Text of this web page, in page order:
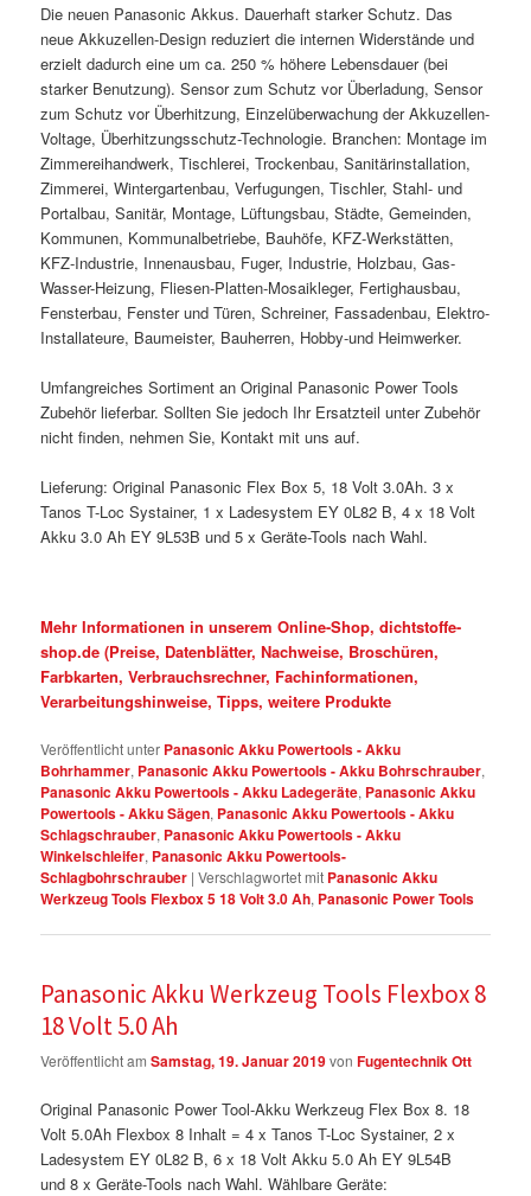
Die neuen Panasonic Akkus. Dauerhaft starker Schutz. Das
neue Akkuzellen-Design reduziert die internen Widerstände und
erzielt dadurch eine um ca. 250 % höhere Lebensdauer (bei
starker Benutzung). Sensor zum Schutz vor Überladung, Sensor
zum Schutz vor Überhitzung, Einzelüberwachung der Akkuzellen-
Voltage, Überhitzungsschutz-Technologie. Branchen: Montage im
Zimmereihandwerk, Tischlerei, Trockenbau, Sanitärinstallation,
Zimmerei, Wintergartenbau, Verfugungen, Tischler, Stahl- und
Portalbau, Sanitär, Montage, Lüftungsbau, Städte, Gemeinden,
Kommunen, Kommunalbetriebe, Bauhöfe, KFZ-Werkstätten,
KFZ-Industrie, Innenausbau, Fuger, Industrie, Holzbau, Gas-
Wasser-Heizung, Fliesen-Platten-Mosaikleger, Fertighausbau,
Fensterbau, Fenster und Türen, Schreiner, Fassadenbau, Elektro-
Installateure, Baumeister, Bauherren, Hobby-und Heimwerker.
Umfangreiches Sortiment an Original Panasonic Power Tools
Zubehör lieferbar. Sollten Sie jedoch Ihr Ersatzteil unter Zubehör
nicht finden, nehmen Sie, Kontakt mit uns auf.
Lieferung: Original Panasonic Flex Box 5, 18 Volt 3.0Ah. 3 x
Tanos T-Loc Systainer, 1 x Ladesystem EY 0L82 B, 4 x 18 Volt
Akku 3.0 Ah EY 9L53B und 5 x Geräte-Tools nach Wahl.
Mehr Informationen in unserem Online-Shop, dichtstoffe-
shop.de (Preise, Datenblätter, Nachweise, Broschüren,
Farbkarten, Verbrauchsrechner, Fachinformationen,
Verarbeitungshinweise, Tipps, weitere Produkte
Veröffentlicht unter Panasonic Akku Powertools - Akku
Bohrhammer, Panasonic Akku Powertools - Akku Bohrschrauber,
Panasonic Akku Powertools - Akku Ladegeräte, Panasonic Akku
Powertools - Akku Sägen, Panasonic Akku Powertools - Akku
Schlagschrauber, Panasonic Akku Powertools - Akku
Winkelschleifer, Panasonic Akku Powertools-
Schlagbohrschrauber |Verschlagwortet mit Panasonic Akku
Werkzeug Tools Flexbox 5 18 Volt 3.0 Ah, Panasonic Power Tools
Panasonic Akku Werkzeug Tools Flexbox 8
18 Volt 5.0 Ah
Veröffentlicht amSamstag, 19. Januar 2019vonFugentechnik Ott
Original Panasonic Power Tool-Akku Werkzeug Flex Box 8. 18
Volt 5.0Ah Flexbox 8 Inhalt = 4 x Tanos T-Loc Systainer, 2 x
Ladesystem EY 0L82 B, 6 x 18 Volt Akku 5.0 Ah EY 9L54B
und 8 x Geräte-Tools nach Wahl. Wählbare Geräte: